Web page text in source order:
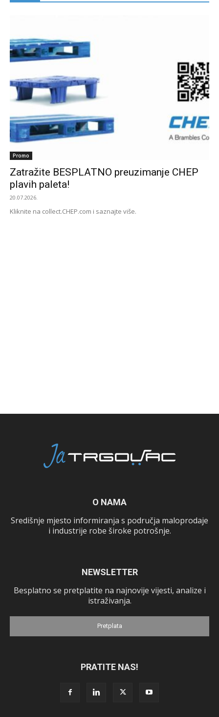
Promo
Zatražite BESPLATNO preuzimanje CHEP
plavih paleta!
20.07.2026.
Kliknite na collect.CHEP.com i saznajte više.
O NAMA
Središnje mjesto informiranja s područja maloprodaje
i industrije robe široke potrošnje.
NEWSLETTER
Besplatno se pretplatite na najnovije vijesti, analize i
istraživanja.
Pretplata
PRATITE NAS!